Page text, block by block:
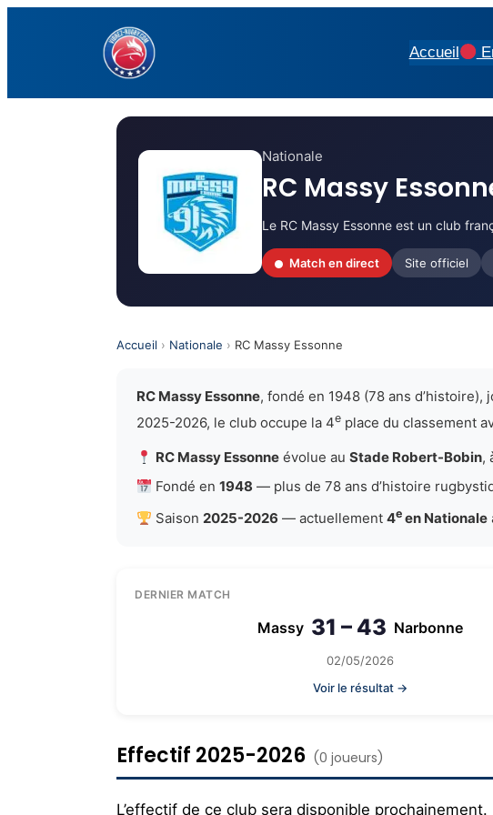
Accueil
Nationale
RC Massy
Le RC Massy Essonne est un club
Match en direct Site officiel
Accueil › Nationale › RC Massy Essonne
RC Massy Essonne, fondé en 1948 (78 ans d’histoire),
2025-2026, le club occupe la 4e place du classement
RC Massy Essonne évolue auStade Robert-Bobin,
Fondé en1948 — plus de 78 ans d’histoire
Saison2025-2026 — actuellement4e en Nationale
DERNIER MATCH
Massy 31 – 43 Narbonne
02/05/2026
Voir le résultat →
Effectif 2025-2026 (0 joueurs)
L’effectif de ce club sera disponible prochainement.